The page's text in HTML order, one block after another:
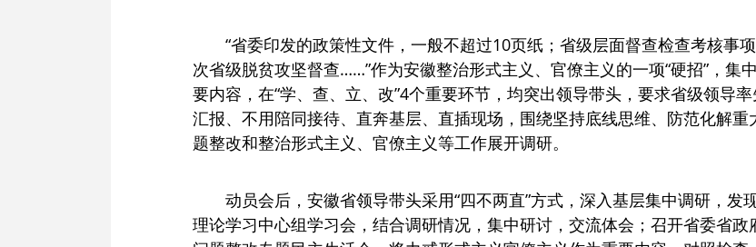
“省委印发的政策性文件，一般不超过10页纸；省级层面督查检查考核事
次省级脱贫攻坚督查……”作为安徽整治形式主义、官僚主义的一项“硬招”，集
要内容，在“学、查、立、改”4个重要环节，均突出领导带头，要求省级领导
汇报、不用陪同接待、直奔基层、直插现场，围绕坚持底线思维、防范化解
题整改和整治形式主义、官僚主义等工作展开调研。
动员会后，安徽省领导带头采用“四不两直”方式，深入基层集中调研，
理论学习中心组学习会，结合调研情况，集中研讨，交流体会；召开省委省